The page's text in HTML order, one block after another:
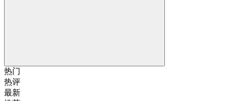
热门
热评
最新